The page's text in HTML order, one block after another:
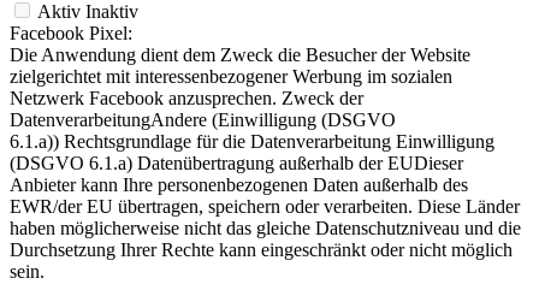
Aktiv Inaktiv
Facebook Pixel:
Die Anwendung dient dem Zweck die Besucher der Website
zielgerichtet mit interessenbezogener Werbung im sozialen
Netzwerk Facebook anzusprechen. Zweck der
DatenverarbeitungAndere (Einwilligung (DSGVO
6.1.a)) Rechtsgrundlage für die Datenverarbeitung Einwilligung
(DSGVO 6.1.a) Datenübertragung außerhalb der EUDieser
Anbieter kann Ihre personenbezogenen Daten außerhalb des
EWR/der EU übertragen, speichern oder verarbeiten. Diese Länder
haben möglicherweise nicht das gleiche Datenschutzniveau und die
Durchsetzung Ihrer Rechte kann eingeschränkt oder nicht möglich
sein.